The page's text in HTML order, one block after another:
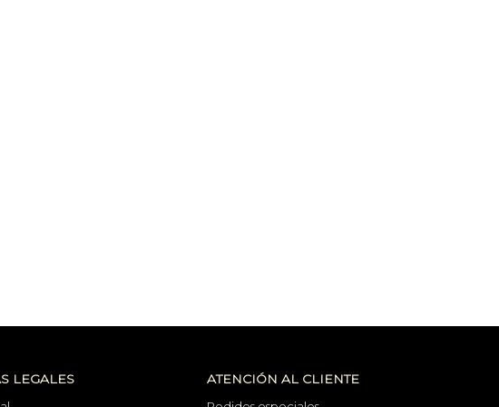
LEGALES ATENCIÓN AL CLIENTE